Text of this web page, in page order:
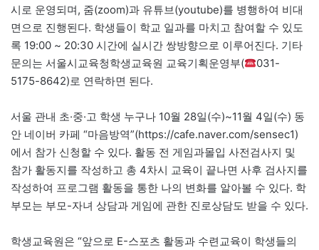
시로 운영되며, 줌(zoom)과 유튜브(youtube)를 병행하여 비대
면으로 진행된다. 학생들이 학교 일과를 마치고 참여할 수 있도
록 19:00 ~ 20:30 시간에 실시간 쌍방향으로 이루어진다. 기타
문의는 서울시교육청학생교육원 교육기획운영부(
031-
5175-8642)로 연락하면 된다.
서울 관내 초·중·고 학생 누구나 10월 28일(수)~11월 4일(수) 동
안 네이버 카페 “마음방역”(https://cafe.naver.com/sensec1)
에서 참가 신청할 수 있다. 활동 전 게임과몰입 사전검사지 및
참가 활동지를 작성하고 총 4차시 교육이 끝나면 사후 검사지를
작성하여 프로그램 활동을 통한 나의 변화를 알아볼 수 있다. 학
부모는 부모-자녀 상담과 게임에 관한 진로상담도 받을 수 있다.
학생교육원은 “앞으로 E-스포츠 활동과 수련교육이 학생들의